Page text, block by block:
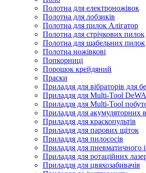
Полотна для електроножівок
Полотна для лобзиків
Полотна для пилок Алігатор
Полотна для стрічкових пилок
Полотна для шабельних пилок
Полотна ножівкові
Попкорниці
Порошок крейдяний
Праски
Приладдя для вібраторів для
Приладдя для Multi-Tool
Приладдя для Multi-Tool
Приладдя для акумуляторних
Приладдя для краскопультів
Приладдя для парових щіток
Приладдя для пилососів
Приладдя для пневматичного
Приладдя для ротаційних
Приладдя для цвяхозабивачів